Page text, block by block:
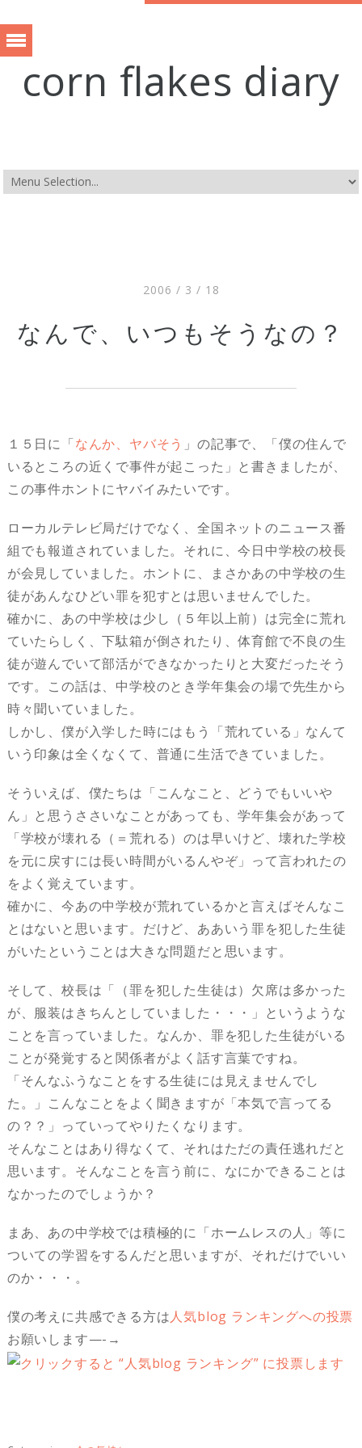
corn flakes diary
2006 / 3 / 18
なんで、いつもそうなの？
１５日に「なんか、ヤバそう 」の記事で、「僕の住んで
いるところの近くで事件が起こった」と書きましたが、
この事件ホントにヤバイみたいです。
ローカルテレビ局だけでなく、全国ネットのニュース番
組でも報道されていました。それに、今日中学校の校長
が会見していました。ホントに、まさかあの中学校の生
徒があんなひどい罪を犯すとは思いませんでした。
確かに、あの中学校は少し（５年以上前）は完全に荒れ
ていたらしく、下駄箱が倒されたり、体育館で不良の生
徒が遊んでいて部活ができなかったりと大変だったそう
です。この話は、中学校のとき学年集会の場で先生から
時々聞いていました。
しかし、僕が入学した時にはもう「荒れている」なんて
いう印象は全くなくて、普通に生活できていました。
そういえば、僕たちは「こんなこと、どうでもいいや
ん」と思うささいなことがあっても、学年集会があって
「学校が壊れる（＝荒れる）のは早いけど、壊れた学校
を元に戻すには長い時間がいるんやぞ」って言われたの
をよく覚えています。
確かに、今あの中学校が荒れているかと言えばそんなこ
とはないと思います。だけど、ああいう罪を犯した生徒
がいたということは大きな問題だと思います。
そして、校長は「（罪を犯した生徒は）欠席は多かった
が、服装はきちんとしていました・・・」というような
ことを言っていました。なんか、罪を犯した生徒がいる
ことが発覚すると関係者がよく話す言葉ですね。
「そんなふうなことをする生徒には見えませんでし
た。」こんなことをよく聞きますが「本気で言ってる
の？？」っていってやりたくなります。
そんなことはあり得なくて、それはただの責任逃れだと
思います。そんなことを言う前に、なにかできることは
なかったのでしょうか？
まあ、あの中学校では積極的に「ホームレスの人」等に
ついての学習をするんだと思いますが、それだけでいい
のか・・・。
僕の考えに共感できる方は人気blog ランキングへの投票
お願いします—-→